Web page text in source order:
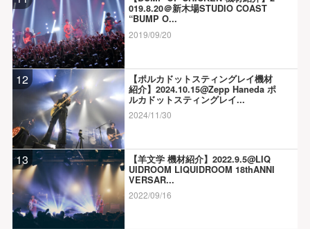
019.8.20＠新木場STUDIO COAST
“BUMP O...
2019/09/20
12
【ポルカドットスティングレイ機材
紹介】2024.10.15@Zepp Haneda ポ
ルカドットスティングレイ...
2024/11/30
13
【羊文学 機材紹介】2022.9.5@LIQ
UIDROOM LIQUIDROOM 18thANNI
VERSAR...
2022/09/16